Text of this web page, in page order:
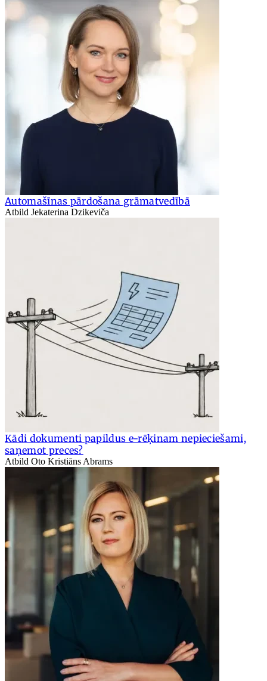
Automašīnas pārdošana grāmatvedībā
Atbild Jekaterina Dzikeviča
Kādi dokumenti papildus e-rēķinam nepieciešami,
saņemot preces?
Atbild Oto Kristiāns Abrams